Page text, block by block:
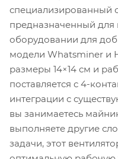
специализированный
предназначенный для
оборудовании для
модели Whatsminer и
размеры 14×14 см и
поставляется с 4-
интеграции с
вы занимаетесь
выполняете другие
задачи, этот